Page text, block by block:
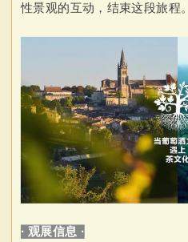
性景观的互动，结束这段旅程。
· 观展信息 ·